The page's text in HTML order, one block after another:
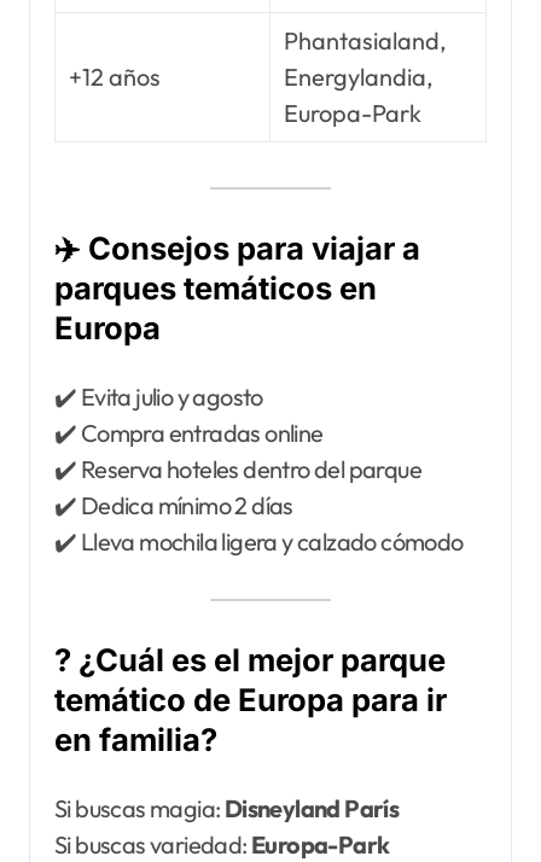
+12 años
Phantasialand,
Energylandia,
Europa-Park
✈️ Consejos para viajar a
parques temáticos en
Europa
✔️ Evita julio y agosto
✔️ Compra entradas online
✔️ Reserva hoteles dentro del parque
✔️ Dedica mínimo 2 días
✔️ Lleva mochila ligera y calzado cómodo
? ¿Cuál es el mejor parque
temático de Europa para ir
en familia?
Si buscas magia: Disneyland París
Si buscas variedad: Europa-Park